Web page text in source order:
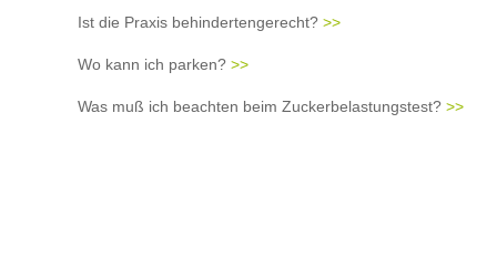
Ist die Praxis behindertengerecht? >>
Wo kann ich parken? >>
Was muß ich beachten beim Zuckerbelastungstest? >>